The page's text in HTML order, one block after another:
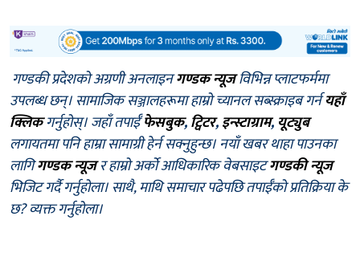
गण्डकी प्रदेशको अग्रणी अनलाइनगण्डक न्यूजविभिन्न प्लाटफर्ममा
उपलब्ध छन्। सामाजिक सञ्जालहरूमा हाम्रो च्यानल सब्स्क्राइब गर्नयहाँ
क्लिकगर्नुहोस्। जहाँ तपाईँफेसबुक,ट्विटर,इन्स्टाग्राम, यूट्युब
लगायतमा पनि हाम्रा सामाग्री हेर्न सक्नुहुन्छ। नयाँ खबर थाहा पाउनका
लागिगण्डक न्यूजर हाम्रो अर्को आधिकारिक वेबसाइटगण्डकी न्यूज
भिजिट गर्दै गर्नुहोला। साथै, माथि समाचार पढेपछि तपाईँको प्रतिक्रिया के
छ? व्यक्त गर्नुहोला।